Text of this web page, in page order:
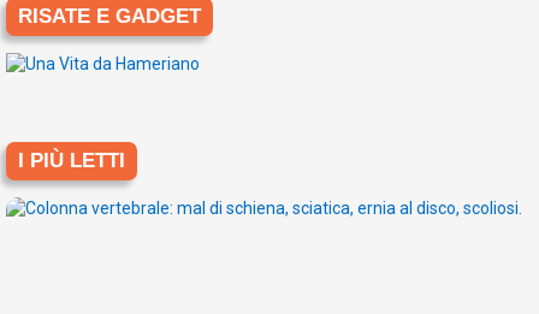
RISATE E GADGET
I PIÙ LETTI